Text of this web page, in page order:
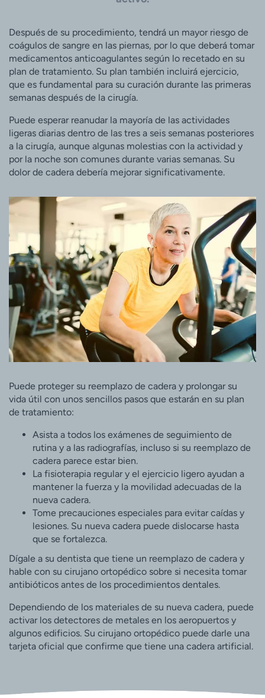
Después de su procedimiento, tendrá un mayor riesgo de
coágulos de sangre en las piernas, por lo que deberá tomar
medicamentos anticoagulantes según lo recetado en su
plan de tratamiento. Su plan también incluirá ejercicio,
que es fundamental para su curación durante las primeras
semanas después de la cirugía.
Puede esperar reanudar la mayoría de las actividades
ligeras diarias dentro de las tres a seis semanas posteriores
a la cirugía, aunque algunas molestias con la actividad y
por la noche son comunes durante varias semanas. Su
dolor de cadera debería mejorar significativamente.
Puede proteger su reemplazo de cadera y prolongar su
vida útil con unos sencillos pasos que estarán en su plan
de tratamiento:
Asista a todos los exámenes de seguimiento de
rutina y a las radiografías, incluso si su reemplazo de
cadera parece estar bien.
La fisioterapia regular y el ejercicio ligero ayudan a
mantener la fuerza y la movilidad adecuadas de la
nueva cadera.
Tome precauciones especiales para evitar caídas y
lesiones. Su nueva cadera puede dislocarse hasta
que se fortalezca.
Dígale a su dentista que tiene un reemplazo de cadera y
hable con su cirujano ortopédico sobre si necesita tomar
antibióticos antes de los procedimientos dentales.
Dependiendo de los materiales de su nueva cadera, puede
activar los detectores de metales en los aeropuertos y
algunos edificios. Su cirujano ortopédico puede darle una
tarjeta oficial que confirme que tiene una cadera artificial.